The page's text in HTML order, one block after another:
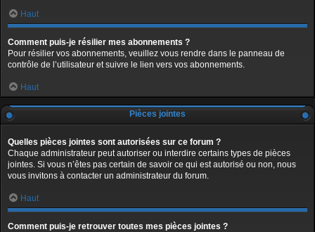
Haut
Comment puis-je résilier mes abonnements ?
Pour résilier vos abonnements, veuillez vous rendre dans le panneau de
contrôle de l’utilisateur et suivre le lien vers vos abonnements.
Haut
Pièces jointes
Quelles pièces jointes sont autorisées sur ce forum ?
Chaque administrateur peut autoriser ou interdire certains types de pièces
jointes. Si vous n’êtes pas certain de savoir ce qui est autorisé ou non, nous
vous invitons à contacter un administrateur du forum.
Haut
Comment puis-je retrouver toutes mes pièces jointes ?